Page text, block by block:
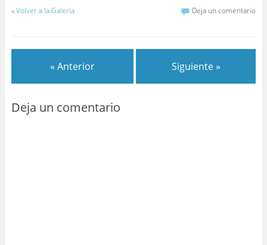
«Volver a la Galería Deja un comentario
« Anterior Siguiente »
Deja un comentario